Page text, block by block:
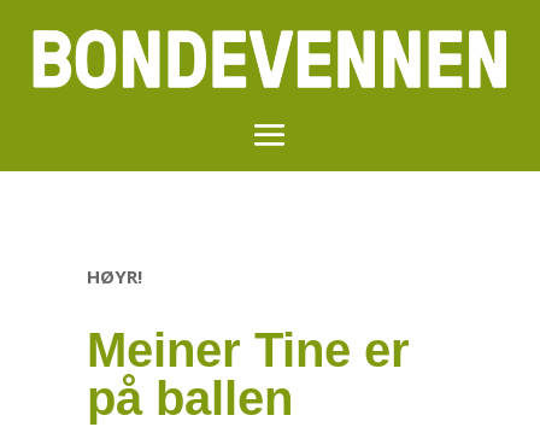
HØYR!
Meiner Tine er
på ballen